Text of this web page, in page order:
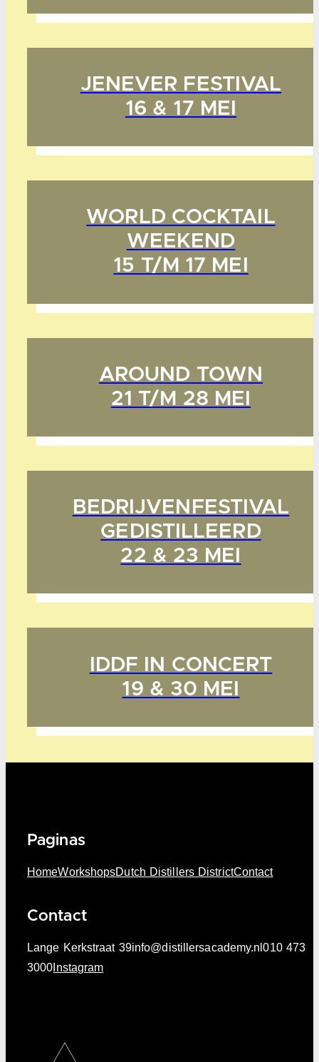
JENEVER FESTIVAL
16 & 17 MEI
WORLD COCKTAIL
WEEKEND
15 T/M 17 MEI
AROUND TOWN
21 T/M 28 MEI
BEDRIJVENFESTIVAL
GEDISTILLEERD
22 & 23 MEI
IDDF IN CONCERT
19 & 30 MEI
Paginas
HomeWorkshopsDutch Distillers DistrictContact
Contact
Lange Kerkstraat 39info@distillersacademy.nl010 473
3000Instagram